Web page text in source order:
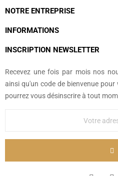
NOTRE ENTREPRISE
INFORMATIONS
INSCRIPTION NEWSLETTER
Recevez une fois par mois nos
ainsi qu'un code de bienvenue
pourrez vous désinscrire à tout